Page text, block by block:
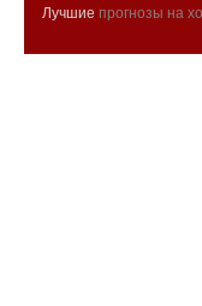
Лучшие прогнозы на